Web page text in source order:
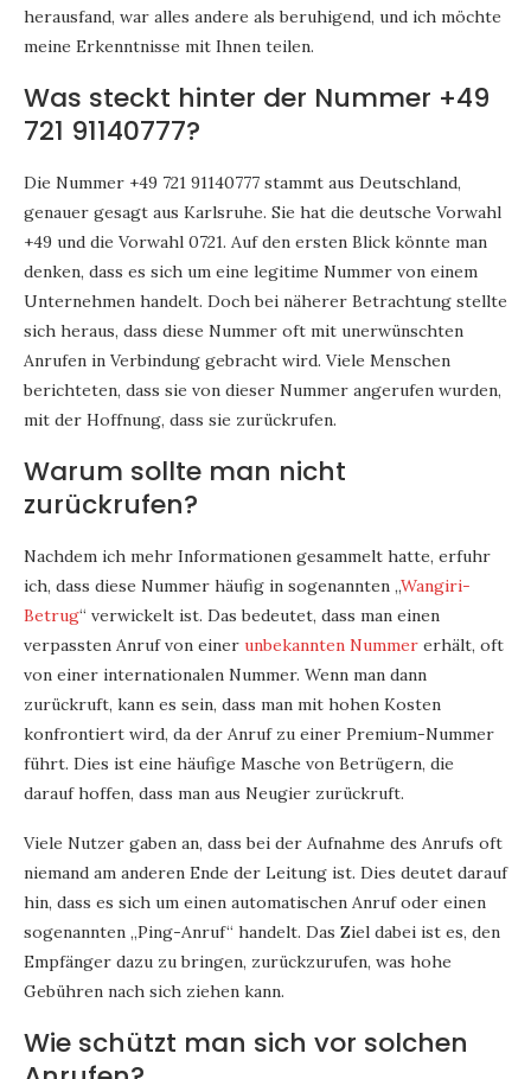
herausfand, war alles andere als beruhigend, und ich möchte
meine Erkenntnisse mit Ihnen teilen.
Was steckt hinter der Nummer +49
721 91140777?
Die Nummer +49 721 91140777 stammt aus Deutschland,
genauer gesagt aus Karlsruhe. Sie hat die deutsche Vorwahl
+49 und die Vorwahl 0721. Auf den ersten Blick könnte man
denken, dass es sich um eine legitime Nummer von einem
Unternehmen handelt. Doch bei näherer Betrachtung stellte
sich heraus, dass diese Nummer oft mit unerwünschten
Anrufen in Verbindung gebracht wird. Viele Menschen
berichteten, dass sie von dieser Nummer angerufen wurden,
mit der Hoffnung, dass sie zurückrufen.
Warum sollte man nicht
zurückrufen?
Nachdem ich mehr Informationen gesammelt hatte, erfuhr
ich, dass diese Nummer häufig in sogenannten „Wangiri-
Betrug“ verwickelt ist. Das bedeutet, dass man einen
verpassten Anruf von einer unbekannten Nummer erhält, oft
von einer internationalen Nummer. Wenn man dann
zurückruft, kann es sein, dass man mit hohen Kosten
konfrontiert wird, da der Anruf zu einer Premium-Nummer
führt. Dies ist eine häufige Masche von Betrügern, die
darauf hoffen, dass man aus Neugier zurückruft.
Viele Nutzer gaben an, dass bei der Aufnahme des Anrufs oft
niemand am anderen Ende der Leitung ist. Dies deutet darauf
hin, dass es sich um einen automatischen Anruf oder einen
sogenannten „Ping-Anruf“ handelt. Das Ziel dabei ist es, den
Empfänger dazu zu bringen, zurückzurufen, was hohe
Gebühren nach sich ziehen kann.
Wie schützt man sich vor solchen